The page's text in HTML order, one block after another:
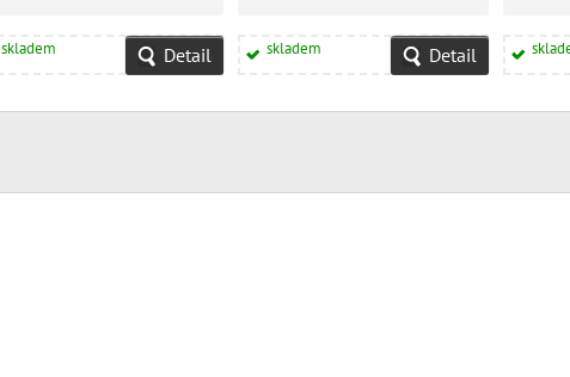
skladem Detail skladem Detail